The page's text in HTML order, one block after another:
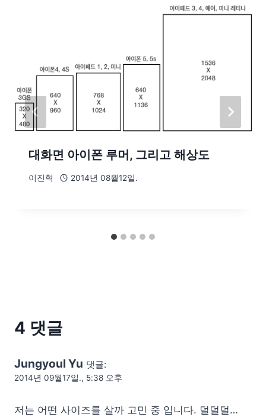
대화면 아이폰 루머, 그리고 해상도
이진혁 2014년 08월12일.
4 댓글
Jungyoul Yu 댓글:
2014년 09월17일., 5:38 오후
저는 어떤 사이즈를 살까 고민 중 입니다. 덜덜덜…